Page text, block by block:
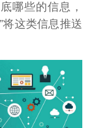
哪些的信息，
将这类信息推送